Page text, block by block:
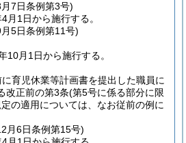
7日条例第3号)
月1日から施行する。
5日条例第11号)
10月1日から施行する。
育児休業等計画書を提出した職員に
改正前の第3条(第5号に係る部分に限
の適用については、なお従前の例に
月6日条例第15号)